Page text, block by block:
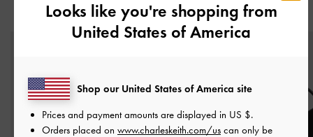
ANDA MUNGKIN JUGA MENYUKAI
Looks like you're shopping from
United States of America
Shop our United States of America site
Prices and payment amounts are displayed in US $.
Orders placed on www.charleskeith.com/us can only be